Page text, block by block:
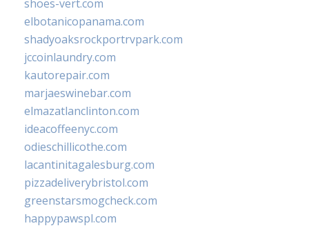
shoes-vert.com
elbotanicopanama.com
shadyoaksrockportrvpark.com
jccoinlaundry.com
kautorepair.com
marjaeswinebar.com
elmazatlanclinton.com
ideacoffeenyc.com
odieschillicothe.com
lacantinitagalesburg.com
pizzadeliverybristol.com
greenstarsmogcheck.com
happypawspl.com